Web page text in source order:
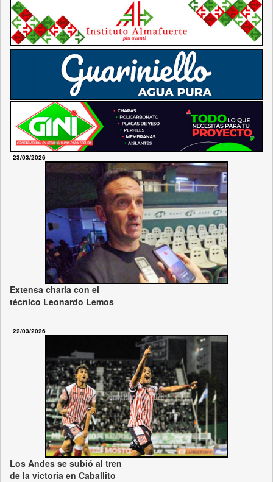
23/03/2026
Extensa charla con el
técnico Leonardo Lemos
22/03/2026
Los Andes se subió al tren
de la victoria en Caballito